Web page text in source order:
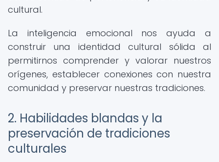
cultural.
La inteligencia emocional nos ayuda a
construir una identidad cultural sólida al
permitirnos comprender y valorar nuestros
orígenes, establecer conexiones con nuestra
comunidad y preservar nuestras tradiciones.
2. Habilidades blandas y la
preservación de tradiciones
culturales